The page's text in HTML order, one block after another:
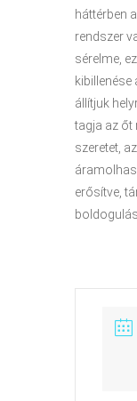
háttérben
rendszer
sérelme,
kibillenése
állítjuk
tagja az őt
szeretet,
erősítve,